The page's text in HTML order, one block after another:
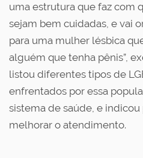
uma estrutura que faz com
sejam bem cuidadas, e vai
para uma mulher lésbica
alguém que tenha pênis”,
listou diferentes tipos de
enfrentados por essa
sistema de saúde, e
melhorar o atendimento.